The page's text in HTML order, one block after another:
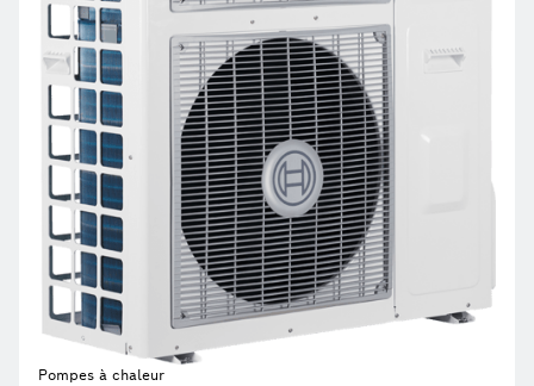
Pompes à chaleur